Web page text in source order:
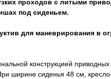
проходов с литыми
под сиденьем.
для маневрирования в
конструкцией
ширине сиденья 48 см,